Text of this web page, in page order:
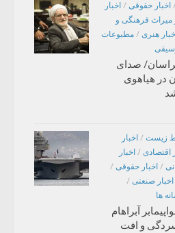
/ اخبار حقوقی / اخبار
میراث فرهنگی و
اخبار هنری / مطبوعات
صدای
در هیاهوی
زیست / اخبار
اقتصادی / اخبار
/ اخبار حقوقی /
اخبار صنعتی /
ها
آبراهام
و افت